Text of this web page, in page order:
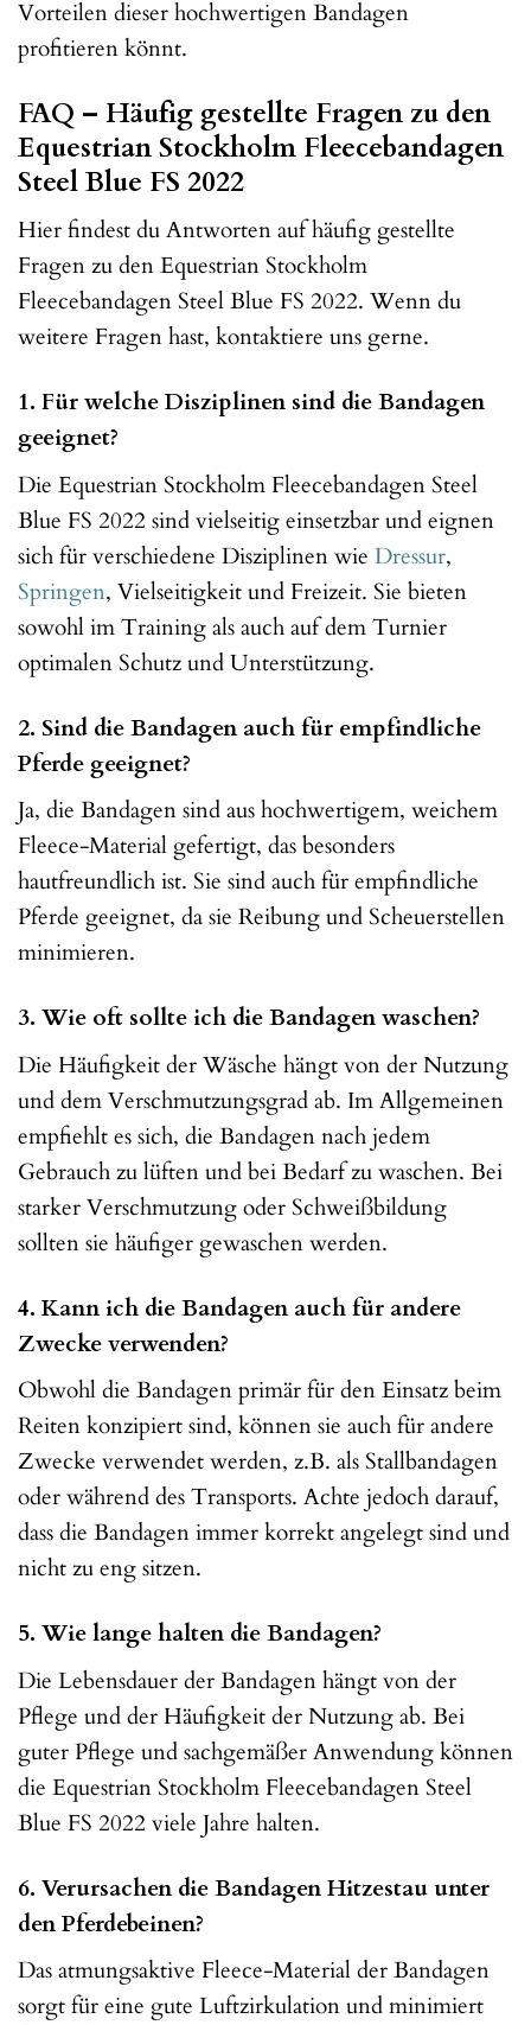
Vorteilen dieser hochwertigen Bandagen
profitieren könnt.
FAQ – Häufig gestellte Fragen zu den
Equestrian Stockholm Fleecebandagen
Steel Blue FS 2022
Hier findest du Antworten auf häufig gestellte
Fragen zu den Equestrian Stockholm
Fleecebandagen Steel Blue FS 2022. Wenn du
weitere Fragen hast, kontaktiere uns gerne.
1. Für welche Disziplinen sind die Bandagen
geeignet?
Die Equestrian Stockholm Fleecebandagen Steel
Blue FS 2022 sind vielseitig einsetzbar und eignen
sich für verschiedene Disziplinen wie Dressur,
Springen, Vielseitigkeit und Freizeit. Sie bieten
sowohl im Training als auch auf dem Turnier
optimalen Schutz und Unterstützung.
2. Sind die Bandagen auch für empfindliche
Pferde geeignet?
Ja, die Bandagen sind aus hochwertigem, weichem
Fleece-Material gefertigt, das besonders
hautfreundlich ist. Sie sind auch für empfindliche
Pferde geeignet, da sie Reibung und Scheuerstellen
minimieren.
3. Wie oft sollte ich die Bandagen waschen?
Die Häufigkeit der Wäsche hängt von der Nutzung
und dem Verschmutzungsgrad ab. Im Allgemeinen
empfiehlt es sich, die Bandagen nach jedem
Gebrauch zu lüften und bei Bedarf zu waschen. Bei
starker Verschmutzung oder Schweißbildung
sollten sie häufiger gewaschen werden.
4. Kann ich die Bandagen auch für andere
Zwecke verwenden?
Obwohl die Bandagen primär für den Einsatz beim
Reiten konzipiert sind, können sie auch für andere
Zwecke verwendet werden, z.B. als Stallbandagen
oder während des Transports. Achte jedoch darauf,
dass die Bandagen immer korrekt angelegt sind und
nicht zu eng sitzen.
5. Wie lange halten die Bandagen?
Die Lebensdauer der Bandagen hängt von der
Pflege und der Häufigkeit der Nutzung ab. Bei
guter Pflege und sachgemäßer Anwendung können
die Equestrian Stockholm Fleecebandagen Steel
Blue FS 2022 viele Jahre halten.
6. Verursachen die Bandagen Hitzestau unter
den Pferdebeinen?
Das atmungsaktive Fleece-Material der Bandagen
sorgt für eine gute Luftzirkulation und minimiert